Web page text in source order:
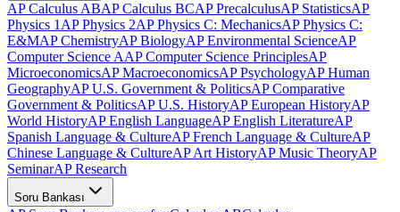
AP Calculus ABAP Calculus BCAP PrecalculusAP StatisticsAP
Physics 1 AP Physics 2AP Physics C: MechanicsAP Physics C:
E&MAP ChemistryAP BiologyAP Environmental ScienceAP
Computer Science AAP Computer Science PrinciplesAP
MicroeconomicsAP MacroeconomicsAP PsychologyAP Human
GeographyAP U.S. Government & PoliticsAP Comparative
Government & PoliticsAP U.S. HistoryAP European HistoryAP
World HistoryAP English LanguageAP English LiteratureAP
Spanish Language & CultureAP French Language & CultureAP
Chinese Language & CultureAP Art HistoryAP Music TheoryAP
SeminarAP Research
Soru Bankası